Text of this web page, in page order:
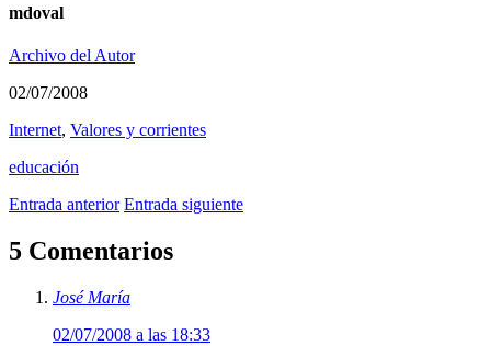
mdoval
Archivo del Autor
02/07/2008
Internet, Valores y corrientes
educación
Entrada anterior Entrada siguiente
5 Comentarios
José María
02/07/2008 a las 18:33